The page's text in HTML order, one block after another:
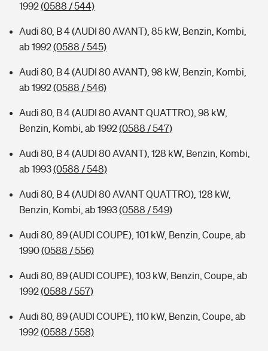
1992(0588 / 544)
Audi 80, B 4 (AUDI 80 AVANT), 85 kW, Benzin, Kombi,
ab 1992(0588 / 545)
Audi 80, B 4 (AUDI 80 AVANT), 98 kW, Benzin, Kombi,
ab 1992(0588 / 546)
Audi 80, B 4 (AUDI 80 AVANT QUATTRO), 98 kW,
Benzin, Kombi, ab 1992(0588 / 547)
Audi 80, B 4 (AUDI 80 AVANT), 128 kW, Benzin, Kombi,
ab 1993(0588 / 548)
Audi 80, B 4 (AUDI 80 AVANT QUATTRO), 128 kW,
Benzin, Kombi, ab 1993(0588 / 549)
Audi 80, 89 (AUDI COUPE), 101 kW, Benzin, Coupe, ab
1990(0588 / 556)
Audi 80, 89 (AUDI COUPE), 103 kW, Benzin, Coupe, ab
1992(0588 / 557)
Audi 80, 89 (AUDI COUPE), 110 kW, Benzin, Coupe, ab
1992(0588 / 558)